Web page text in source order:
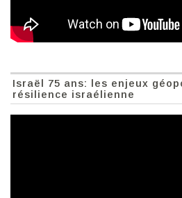
Israël 75 ans: les enjeux
résilience israélienne